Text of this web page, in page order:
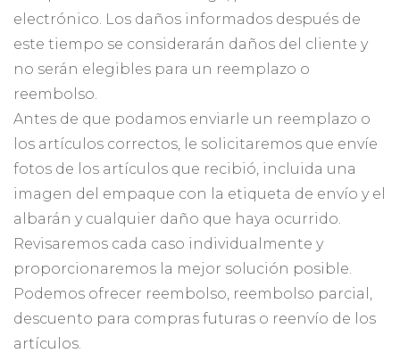
electrónico. Los daños informados después de
este tiempo se considerarán daños del cliente y
no serán elegibles para un reemplazo o
reembolso.
Antes de que podamos enviarle un reemplazo o
los artículos correctos, le solicitaremos que envíe
fotos de los artículos que recibió, incluida una
imagen del empaque con la etiqueta de envío y el
albarán y cualquier daño que haya ocurrido.
Revisaremos cada caso individualmente y
proporcionaremos la mejor solución posible.
Podemos ofrecer reembolso, reembolso parcial,
descuento para compras futuras o reenvío de los
artículos.